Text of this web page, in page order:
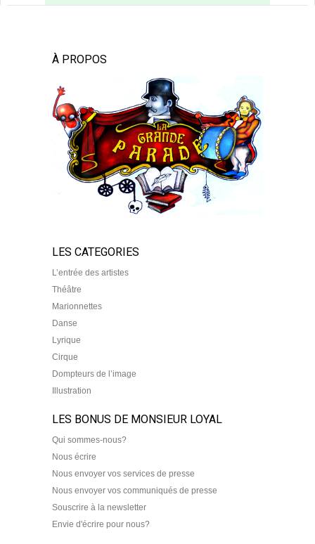
À PROPOS
LES CATEGORIES
L’entrée des artistes
Théâtre
Marionnettes
Danse
Lyrique
Cirque
Dompteurs de l’image
Illustration
LES BONUS DE MONSIEUR LOYAL
Qui sommes-nous?
Nous écrire
Nous envoyer vos services de presse
Nous envoyer vos communiqués de presse
Souscrire à la newsletter
Envie d'écrire pour nous?